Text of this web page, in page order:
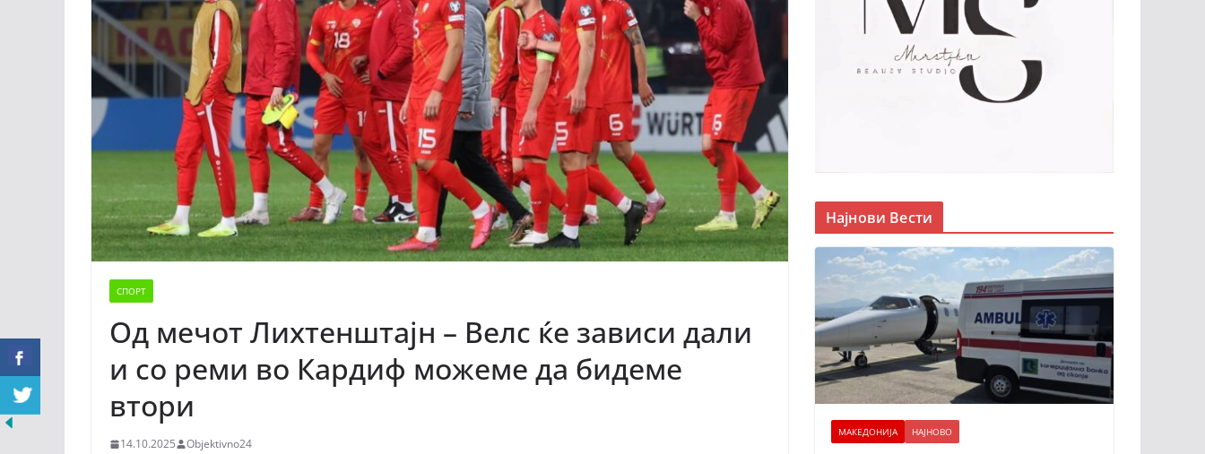
СПОРТ
Од мечот Лихтенштајн – Велс ќе зависи дали
и со реми во Кардиф можеме да бидеме
втори
14.10.2025 Objektivno24
Најнови Вести
МАКЕДОНИЈА НАЈНОВО